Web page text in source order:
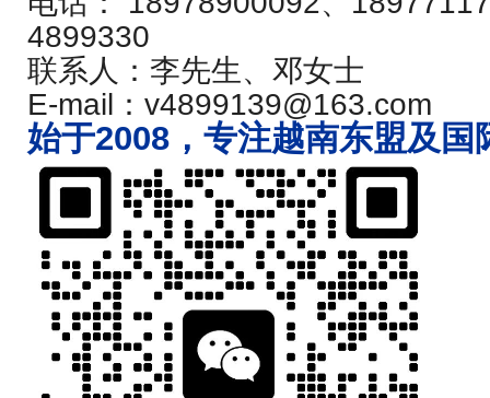
4899330
联系人：李先生、邓女士
E-mail：v4899139@163.com
始于2008，专注越南东盟及国